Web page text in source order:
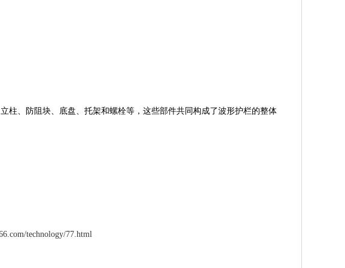
柱、防阻块、底盘、托架和螺栓等，这些部件共同构成了波形护栏的整体
technology/77.html